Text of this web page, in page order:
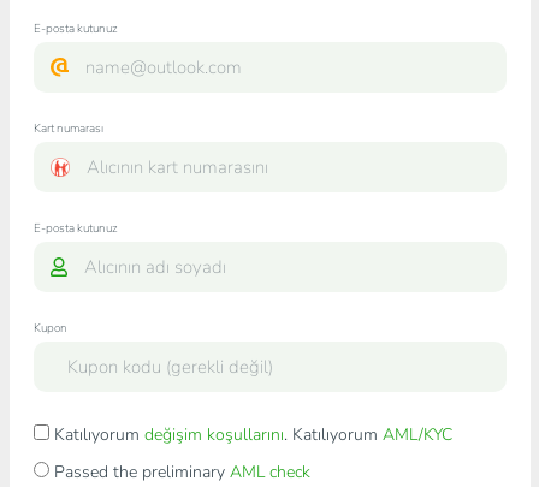
E-posta kutunuz
Kart numarası
E-posta kutunuz
Kupon
Katılıyorum değişim koşullarını. Katılıyorum AML/KYC
Passed the preliminary AML check